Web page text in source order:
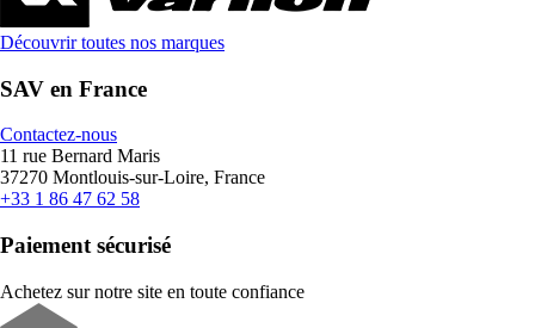
Découvrir toutes nos marques
SAV en France
Contactez-nous
11 rue Bernard Maris
37270 Montlouis-sur-Loire, France
+33 1 86 47 62 58
Paiement sécurisé
Achetez sur notre site en toute confiance